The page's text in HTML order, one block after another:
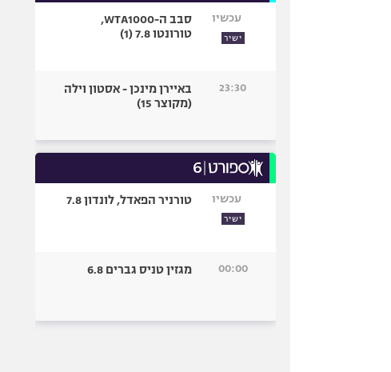
עכשיו
ישיר
סבב ה-WTA1000,
טורונטו 7.8 (1)
23:30
באיירן מינכן - אסטון וילה
(מקוצר 15)
עכשיו
ישיר
טורניר הפאדל, לונדון 7.8
00:00 מגזין טניס גברים 6.8